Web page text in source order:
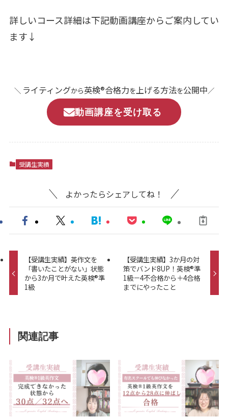
詳しいコース詳細は下記動画講座からご案内してい
ます↓
＼ ライティングから英検®合格力を上げる方法を公開中／
動画講座を受け取る
受講生実績
よかったらシェアしてね！
【受講生実績】英作文を
「書いたことがない」状態
から3か月で叶えた英検®準
1級
【受講生実績】3か月の対
策でバンド8UP！英検®準
1級－4不合格から＋4合格
までにやったこと
関連記事